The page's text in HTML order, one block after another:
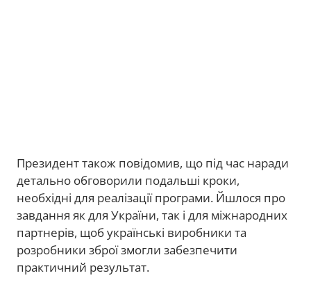
Президент також повідомив, що під час наради
детально обговорили подальші кроки,
необхідні для реалізації програми. Йшлося про
завдання як для України, так і для міжнародних
партнерів, щоб українські виробники та
розробники зброї змогли забезпечити
практичний результат.